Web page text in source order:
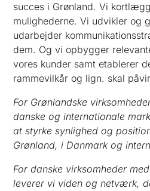
succes i Grønland. Vi
mulighederne. Vi udvikler og
udarbejder
dem. Og vi opbygger
vores kunder samt etablerer
rammevilkår og lign. skal
For Grønlandske
danske og internationale
at styrke synlighed og
Grønland, i Danmark og
For danske virksomheder
leverer vi viden og netværk,